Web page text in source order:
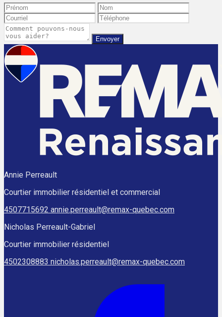
Envoyer
Annie Perreault
Courtier immobilier résidentiel et commercial
4507715692 annie.perreault@remax-quebec.com
Nicholas Perreault-Gabriel
Courtier immobilier résidentiel
4502308883 nicholas.perreault@remax-quebec.com